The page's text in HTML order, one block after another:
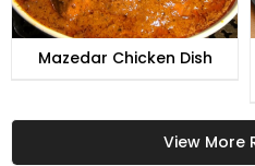
Mazedar Chicken Dish
View More